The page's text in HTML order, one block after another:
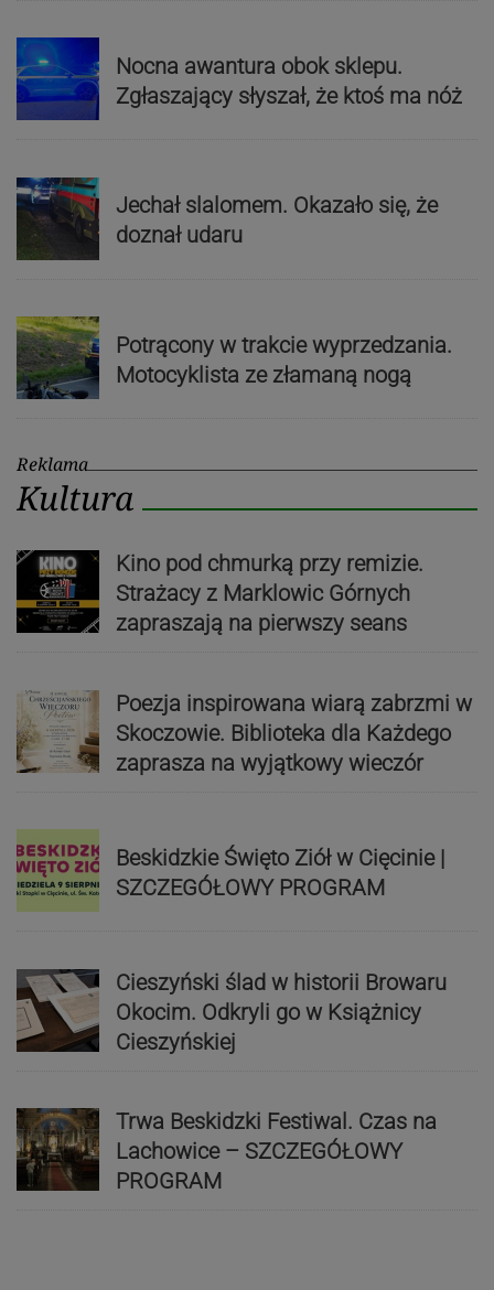
Nocna awantura obok sklepu.
Zgłaszający słyszał, że ktoś ma nóż
Jechał slalomem. Okazało się, że
doznał udaru
Potrącony w trakcie wyprzedzania.
Motocyklista ze złamaną nogą
Reklama
Kultura
Kino pod chmurką przy remizie.
Strażacy z Marklowic Górnych
zapraszają na pierwszy seans
Poezja inspirowana wiarą zabrzmi w
Skoczowie. Biblioteka dla Każdego
zaprasza na wyjątkowy wieczór
Beskidzkie Święto Ziół w Cięcinie |
SZCZEGÓŁOWY PROGRAM
Cieszyński ślad w historii Browaru
Okocim. Odkryli go w Książnicy
Cieszyńskiej
Trwa Beskidzki Festiwal. Czas na
Lachowice – SZCZEGÓŁOWY
PROGRAM